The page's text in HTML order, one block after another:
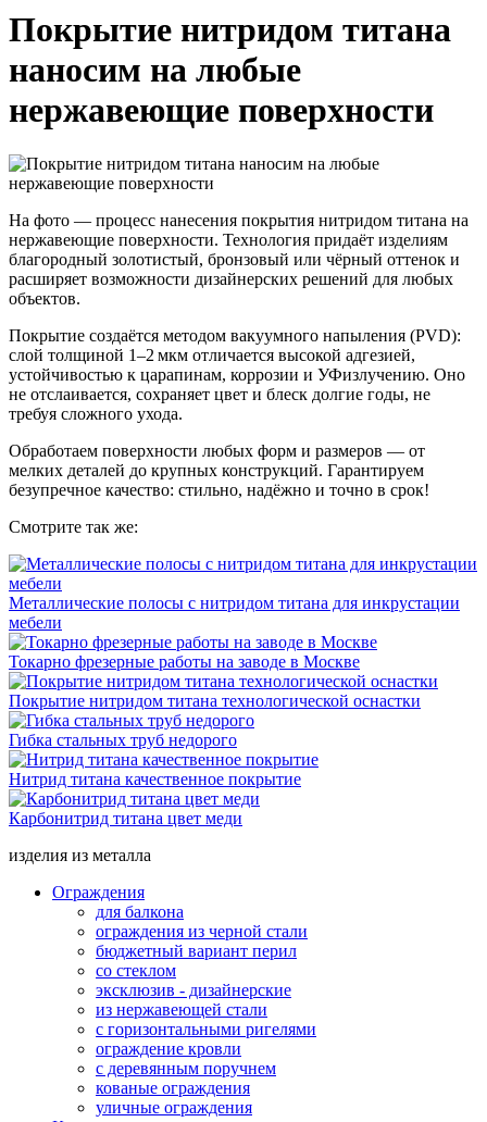
Покрытие нитридом титана
наносим на любые
нержавеющие поверхности
На фото — процесс нанесения покрытия нитридом титана на
нержавеющие поверхности. Технология придаёт изделиям
благородный золотистый, бронзовый или чёрный оттенок и
расширяет возможности дизайнерских решений для любых
объектов.
Покрытие создаётся методом вакуумного напыления (PVD):
слой толщиной 1–2 мкм отличается высокой адгезией,
устойчивостью к царапинам, коррозии и УФизлучению. Оно
не отслаивается, сохраняет цвет и блеск долгие годы, не
требуя сложного ухода.
Обработаем поверхности любых форм и размеров — от
мелких деталей до крупных конструкций. Гарантируем
безупречное качество: стильно, надёжно и точно в срок!
Смотрите так же:
Металлические полосы с нитридом титана для инкрустации
мебели
Токарно фрезерные работы на заводе в Москве
Покрытие нитридом титана технологической оснастки
Гибка стальных труб недорого
Нитрид титана качественное покрытие
Карбонитрид титана цвет меди
изделия из металла
Ограждения
для балкона
ограждения из черной стали
бюджетный вариант перил
со стеклом
эксклюзив - дизайнерские
из нержавеющей стали
с горизонтальными ригелями
ограждение кровли
с деревянным поручнем
кованые ограждения
уличные ограждения